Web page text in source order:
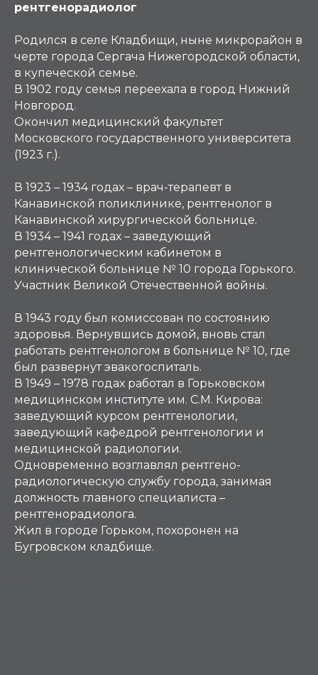
рентгенорадиолог
Родился в селе Кладбищи, ныне микрорайон в
черте города Сергача Нижегородской области,
в купеческой семье.
В 1902 году семья переехала в город Нижний
Новгород.
Окончил медицинский факультет
Московского государственного университета
(1923 г.).
В 1923 – 1934 годах – врач-терапевт в
Канавинской поликлинике, рентгенолог в
Канавинской хирургической больнице.
В 1934 – 1941 годах – заведующий
рентгенологическим кабинетом в
клинической больнице № 10 города Горького.
Участник Великой Отечественной войны.
В 1943 году был комиссован по состоянию
здоровья. Вернувшись домой, вновь стал
работать рентгенологом в больнице № 10, где
был развернут эвакогоспиталь.
В 1949 – 1978 годах работал в Горьковском
медицинском институте им. С.М. Кирова:
заведующий курсом рентгенологии,
заведующий кафедрой рентгенологии и
медицинской радиологии.
Одновременно возглавлял рентгено-
радиологическую службу города, занимая
должность главного специалиста –
рентгенорадиолога.
Жил в городе Горьком, похоронен на
Бугровском кладбище.